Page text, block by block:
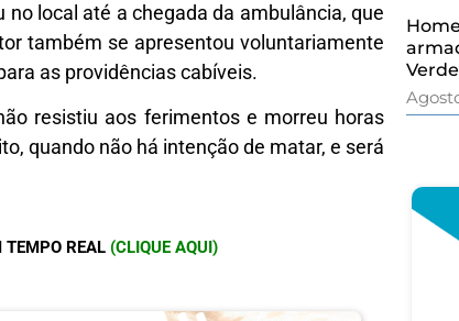
local até a chegada da ambulância, que
também se apresentou voluntariamente
as providências cabíveis.
resistiu aos ferimentos e morreu horas
quando não há intenção de matar, e será
TEMPO REAL (CLIQUE AQUI)
Verde